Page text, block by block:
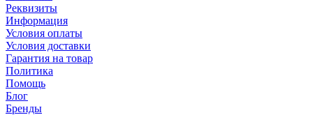
Реквизиты
Информация
Условия оплаты
Условия доставки
Гарантия на товар
Политика
Помощь
Блог
Бренды